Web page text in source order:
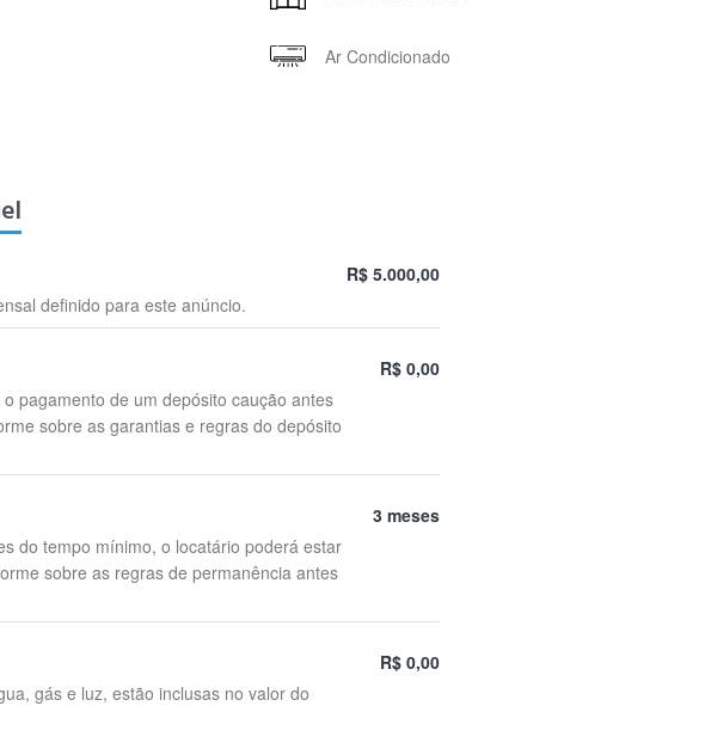
Ar Condicionado
definido para este anúncio.
R$ 5.000,00
pagamento de um depósito caução antes
sobre as garantias e regras do depósito
R$ 0,00
do tempo mínimo, o locatário poderá estar
sobre as regras de permanência antes
3 meses
gás e luz, estão inclusas no valor do
R$ 0,00